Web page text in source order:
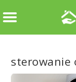
sterowanie